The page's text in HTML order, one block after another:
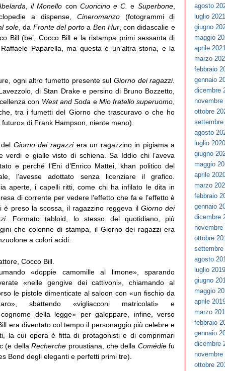
,il Monello con Cuoricino e C. e Superbone,
a dispense, Cineromanzo(fotogrammi di
sole , da Fronte del porto a Ben Hur, con didascalie e
Bill (be’, Cocco Bill e la ristampa primi sessanta di
Paparella, ma questa è un’altra storia, e la
ogni altro fumetto presente sulGiorno dei ragazzi.
di Stan Drake e persino di Bruno Bozzetto,
con West and Soda e Mio fratello superuomo,
tra i fumetti del Giorno che trascuravo o che ho
di Frank Hampson, niente meno).
Giorno dei ragazziera un ragazzino in pigiama a
verdi e gialle visto di schiena. Sa Iddio chi l’aveva
e perché l’Eni d’Enrico Mattei, khan politico del
l’avesse adottato senza licenziare il grafico.
aperte, i capelli ritti, come chi ha infilato le dita in
di corrente per vedere l’effetto che fa e l’effetto è
è preso la scossa, il ragazzino reggeva ilGiorno dei
. Formato tabloid, lo stesso del quotidiano, più
che colonne di stampa, il Giorno dei ragazzi era
a colori acidi.
Cocco Bill.
«doppie camomille al limone», sparando
«nelle gengive dei cattivoni», chiamando al
le pistole dimenticate al saloon con «un fischio da
sbattendo «vigliacconi matricolati» e
della legge» per galoppare, infine, verso
era diventato col tempo il personaggio più celebre e
la cui opera è fitta di protagonisti e di comprimari
(e dellaRecherche proustiana, che della Comédiefu
Bond degli eleganti e perfetti primi tre).
agosto
luglio 2021
giugno
maggio
aprile
marzo
febbraio
gennaio
dicembre
novembre
ottobre
settembre
agosto
luglio 2020
giugno
maggio
aprile
marzo
febbraio
gennaio
dicembre
novembre
ottobre
settembre
agosto
luglio 2019
giugno
maggio
aprile
marzo
febbraio
gennaio
dicembre
novembre
ottobre